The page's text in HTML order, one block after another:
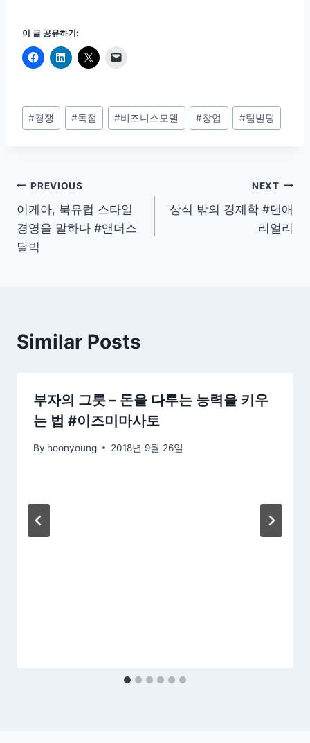
이 글 공유하기:
Post
Tags:
#경쟁 #독점 #비즈니스모델 #창업 #팀빌딩
글
탐
색
PREVIOUS
이케아, 북유럽 스타일
경영을 말하다 #앤더스
달빅
NEXT
상식 밖의 경제학 #댄애
리얼리
Similar Posts
부자의 그릇 – 돈을 다루는 능력을 키우
는 법 #이즈미마사토
By hoonyoung 2018년 9월 26일